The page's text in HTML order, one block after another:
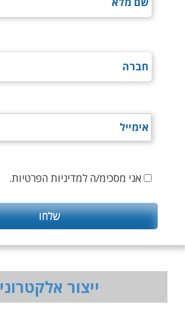
אני מסכימ/ה למדיניות הפרטיות.
ייצור אלקטרוני